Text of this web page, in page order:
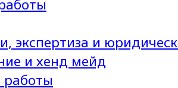
экспертиза и
и хенд мейд